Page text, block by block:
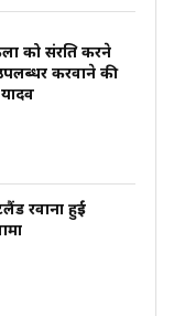
को संरक्षित करने
करवाने की
रवाना हुईं